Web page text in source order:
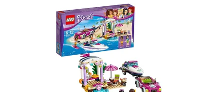
Na tu nejparádnější plážovou party ve městě doraz ve
velkém stylu!
Dostupnost:
Skladem3
2615
LEGO